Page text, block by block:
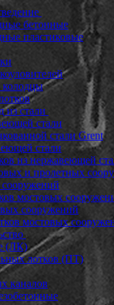
бетонные
пластиковые
из стали
стали
стали Grent
стали
из нержавеющей
и пролетных
мостовых
сооружений
мостовых
(ЛК)
лотков (ПТ)
каналов